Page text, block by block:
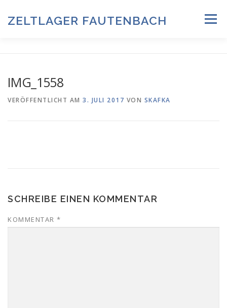
springen
ZELTLAGER FAUTENBACH Menü
HISTORIE & FOTOARCHIV
IMG_1558
VERÖFFENTLICHT AM 3. JULI 2017 VON SKAFKA
SCHREIBE EINEN KOMMENTAR
KOMMENTAR *